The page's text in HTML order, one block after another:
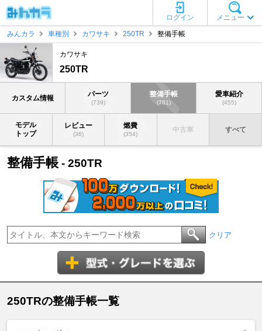
メニュー
ログイン
みんカラ
車種別 カワサキ 250TR 整備手帳
カワサキ
250TR
カスタム情報 パーツ
(739)
整備手帳
(781)
愛車紹介
(455)
モデル
トップ
レビュー
(36)
燃費
(354)
中古車 すべて
整備手帳 - 250TR
クリア
250TRの整備手帳一覧